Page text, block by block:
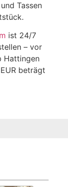
Tassen
ist 24/7
– vor
Hattingen
beträgt